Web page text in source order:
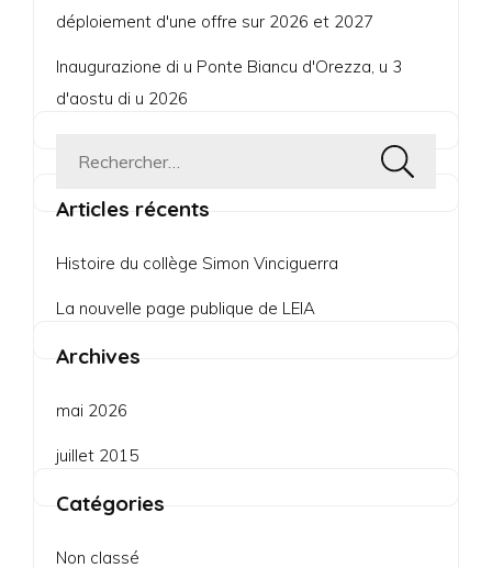
déploiement d'une offre sur 2026 et 2027
Inaugurazione di u Ponte Biancu d'Orezza, u 3
d'aostu di u 2026
Rechercher :
Articles récents
Histoire du collège Simon Vinciguerra
La nouvelle page publique de LEIA
Archives
mai 2026
juillet 2015
Catégories
Non classé